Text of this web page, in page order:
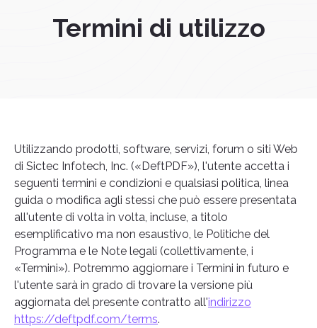
Termini di utilizzo
Utilizzando prodotti, software, servizi, forum o siti Web
di Sictec Infotech, Inc. («DeftPDF»), l'utente accetta i
seguenti termini e condizioni e qualsiasi politica, linea
guida o modifica agli stessi che può essere presentata
all'utente di volta in volta, incluse, a titolo
esemplificativo ma non esaustivo, le Politiche del
Programma e le Note legali (collettivamente, i
«Termini»). Potremmo aggiornare i Termini in futuro e
l'utente sarà in grado di trovare la versione più
aggiornata del presente contratto all'indirizzo
https://deftpdf.com/terms.